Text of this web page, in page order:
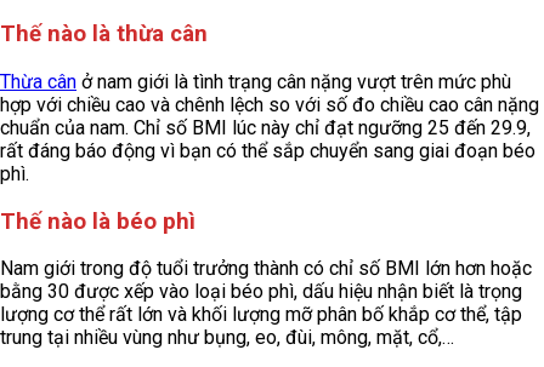
Thế nào là thừa cân
Thừa cân ở nam giới là tình trạng cân nặng vượt trên mức phù
hợp với chiều cao và chênh lệch so với số đo chiều cao cân nặng
chuẩn của nam. Chỉ số BMI lúc này chỉ đạt ngưỡng 25 đến 29.9,
rất đáng báo động vì bạn có thể sắp chuyển sang giai đoạn béo
phì.
Thế nào là béo phì
Nam giới trong độ tuổi trưởng thành có chỉ số BMI lớn hơn hoặc
bằng 30 được xếp vào loại béo phì, dấu hiệu nhận biết là trọng
lượng cơ thể rất lớn và khối lượng mỡ phân bố khắp cơ thể, tập
trung tại nhiều vùng như bụng, eo, đùi, mông, mặt, cổ,…